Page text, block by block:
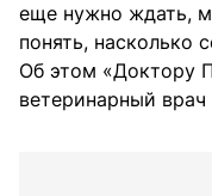
еще нужно ждать,
понять, насколько
Об этом «Доктору
ветеринарный